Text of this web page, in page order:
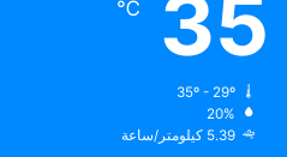
35
℃
20%
5.39 كيلومتر/ساعة